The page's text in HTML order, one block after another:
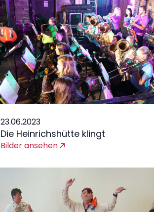
23.06.2023
Die Heinrichshütte klingt
Bilder ansehen